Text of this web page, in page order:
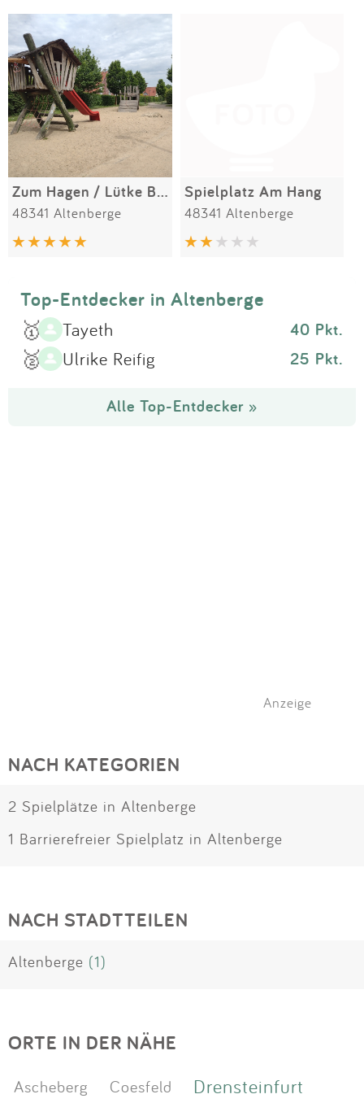
Anmelden
SPIELGERÄTE
Zum Hagen / Lütke Berg
48341 Altenberge
Spielplatz Am Hang
48341 Altenberge
Top-Entdecker in Altenberge
🥇 Tayeth 40 Pkt.
🥈 Ulrike Reifig 25 Pkt.
Alle Top-Entdecker »
Anzeige
NACH KATEGORIEN
2 Spielplätze in Altenberge
1 Barrierefreier Spielplatz in Altenberge
NACH STADTTEILEN
Altenberge (1)
ORTE IN DER NÄHE
Ascheberg Coesfeld Drensteinfurt